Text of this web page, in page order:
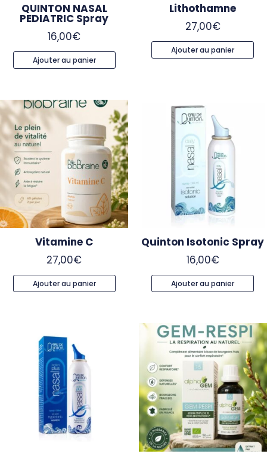
QUINTON NASAL
PEDIATRIC Spray
16,00€
Ajouter au panier
Lithothamne
27,00€
Ajouter au panier
Vitamine C
27,00€
Ajouter au panier
Quinton Isotonic Spray
16,00€
Ajouter au panier